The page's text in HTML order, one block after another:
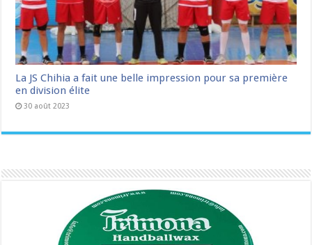
La JS Chihia a fait une belle impression pour sa première
en division élite
30 août 2023